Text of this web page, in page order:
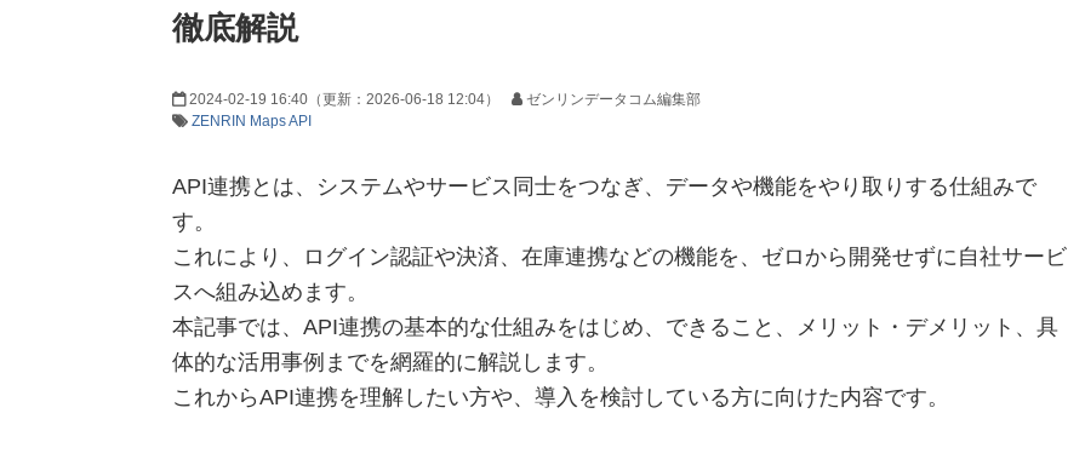
徹底解説
2024-02-19 16:40 （更新： 2026-06-18 12:04）
ゼンリンデータコム編集部
ZENRIN Maps API
API連携とは、システムやサービス同士をつなぎ、データや機能をやり取りする仕組みで
す。
これにより、ログイン認証や決済、在庫連携などの機能を、ゼロから開発せずに自社サービ
スへ組み込めます。
本記事では、API連携の基本的な仕組みをはじめ、できること、メリット・デメリット、具
体的な活用事例までを網羅的に解説します。
これからAPI連携を理解したい方や、導入を検討している方に向けた内容です。